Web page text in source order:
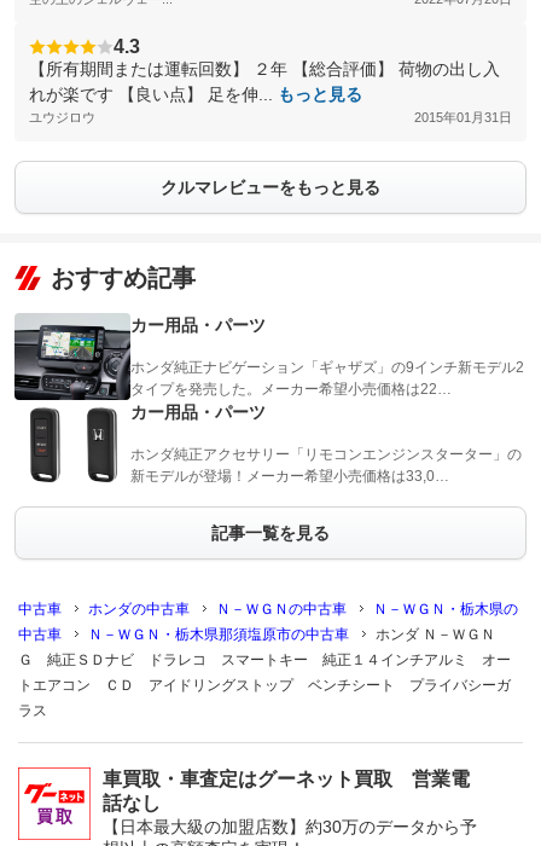
4.3
【所有期間または運転回数】 ２年 【総合評価】 荷物の出し入
れが楽です 【良い点】 足を伸...
もっと見る
ユウジロウ 2015年01月31日
クルマレビューをもっと見る
おすすめ記事
カー用品・パーツ
ホンダ純正ナビゲーション「ギャザズ」の9インチ新モデル2
タイプを発売した。メーカー希望小売価格は22…
カー用品・パーツ
ホンダ純正アクセサリー「リモコンエンジンスターター」の
新モデルが登場！メーカー希望小売価格は33,0…
記事一覧を見る
中古車 ホンダの中古車 Ｎ－ＷＧＮの中古車
Ｎ－ＷＧＮ・栃木県の
中古車
Ｎ－ＷＧＮ・栃木県那須塩原市の中古車
ホンダ Ｎ－ＷＧＮ
Ｇ 純正ＳＤナビ ドラレコ スマートキー 純正１４インチアルミ オー
トエアコン ＣＤ アイドリングストップ ベンチシート プライバシーガ
ラス
車買取・車査定はグーネット買取 営業電
話なし
【日本最大級の加盟店数】約30万のデータから予